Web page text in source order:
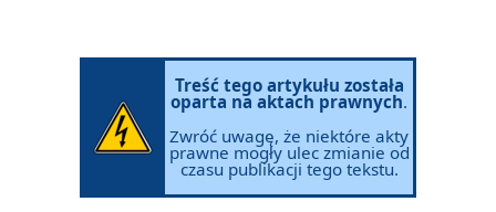
Treść tego artykułu została
oparta na aktach prawnych.
Zwróć uwagę, że niektóre akty
prawne mogły ulec zmianie od
czasu publikacji tego tekstu.